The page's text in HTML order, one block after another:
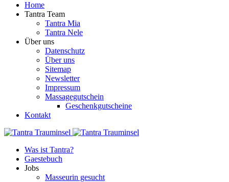
Home
Tantra Team
Tantra Mia
Tantra Nele
Über uns
Datenschutz
Über uns
Sitemap
Newsletter
Impressum
Massagegutschein
Geschenkgutscheine
Kontakt
Was ist Tantra?
Gaestebuch
Jobs
Masseurin gesucht